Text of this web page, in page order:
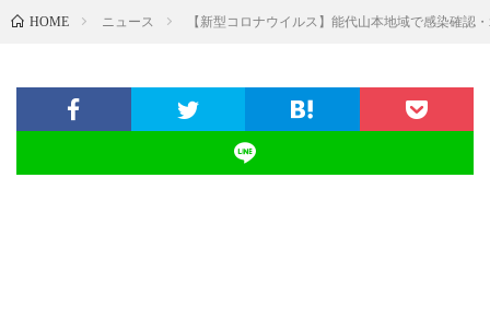
HOME ニュース 【新型コロナウイルス】能代山本地域で感染確認